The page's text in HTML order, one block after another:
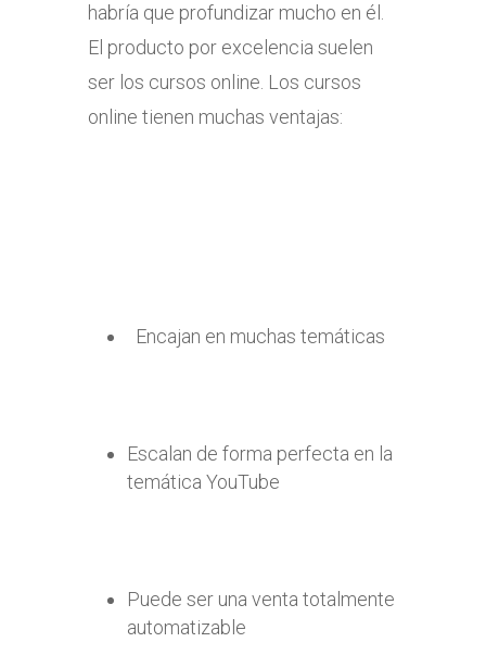
habría que profundizar mucho en él.
El producto por excelencia suelen
ser los cursos online. Los cursos
online tienen muchas ventajas:
Encajan en muchas temáticas
Escalan de forma perfecta en la
temática YouTube
Puede ser una venta totalmente
automatizable